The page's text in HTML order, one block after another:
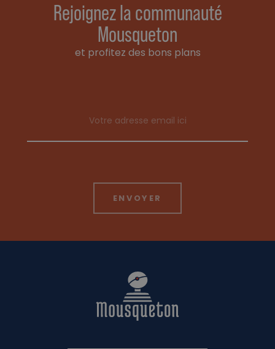
Rejoignez la communauté
Mousqueton
et profitez des bons plans